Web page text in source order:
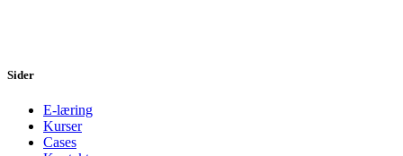
Sider
E-læring
Kurser
Cases